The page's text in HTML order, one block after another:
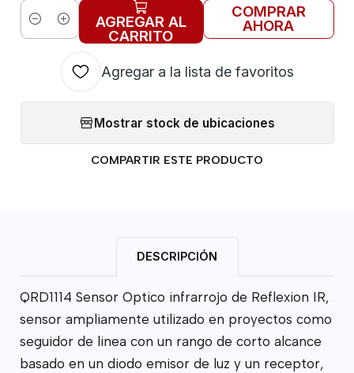
Cantidad AGREGAR AL
CARRITO
COMPRAR
AHORA
Agregar a la lista de favoritos
Mostrar stock de ubicaciones
COMPARTIR ESTE PRODUCTO
DESCRIPCIÓN
QRD1114 Sensor Optico infrarrojo de Reflexion IR,
sensor ampliamente utilizado en proyectos como
seguidor de linea con un rango de corto alcance
basado en un diodo emisor de luz y un receptor,